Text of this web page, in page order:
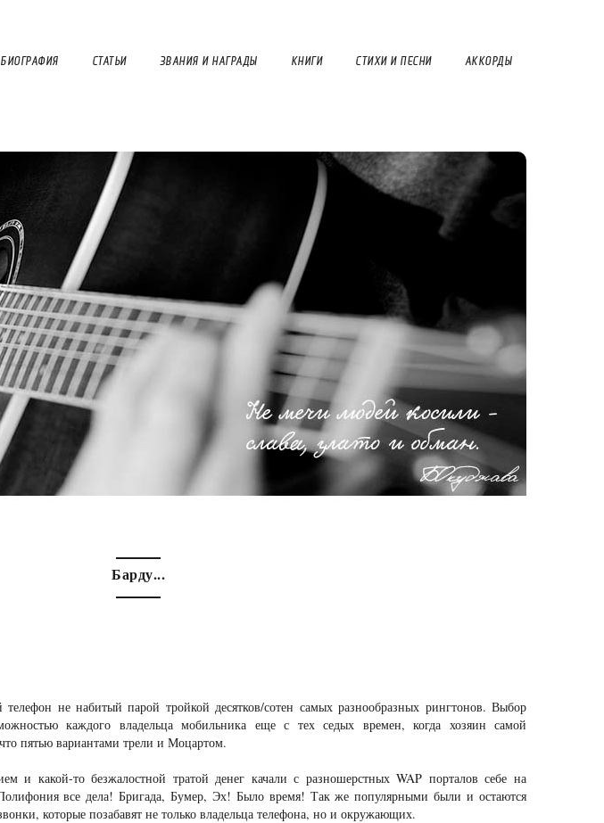
БИОГРАФИЯ СТАТЬИ ЗВАНИЯ И НАГРАДЫ КНИГИ СТИХИ И ПЕСНИ АККОРДЫ
Барду...
телефон не набитый парой тройкой десятков/сотен самых разнообразных рингтонов. Выбор
каждого владельца мобильника еще с тех седых времен, когда хозяин самой
пятью вариантами трели и Моцартом.
и какой-то безжалостной тратой денег качали с разношерстных WAP порталов себе на
все дела! Бригада, Бумер, Эх! Было время! Так же популярными были и остаются
которые позабавят не только владельца телефона, но и окружающих.